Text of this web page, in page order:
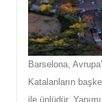
Barselona,
Katalanların
ile ünlüdür.